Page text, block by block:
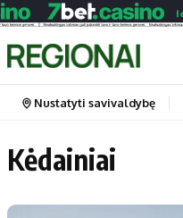
Portalas
Pradinis puslapis
Nustatyti savivaldybę
Kėdainiai